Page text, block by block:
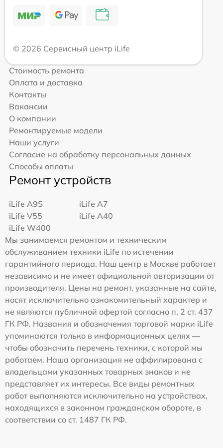
© 2026 Сервисный центр iLife
Стоимость ремонта
Оплата и доставка
Контакты
Вакансии
О компании
Ремонтируемые модели
Наши услуги
Согласие на обработку персональных данных
Способы оплаты
Ремонт устройств
iLife A9S
iLife A7
iLife V55
iLife A40
iLife W400
Мы занимаемся ремонтом и техническим
обслуживанием техники iLife по истечении
гарантийного периода. Наш центр в Москве работает
независимо и не имеет официальной авторизации от
производителя. Цены на ремонт, указанные на сайте,
носят исключительно ознакомительный характер и
не являются публичной офертой согласно п. 2 ст. 437
ГК РФ. Названия и обозначения торговой марки iLife
упоминаются только в информационных целях —
чтобы обозначить перечень техники, с которой мы
работаем. Наша организация не аффилирована с
владельцами указанных товарных знаков и не
представляет их интересы. Все виды ремонтных
работ выполняются исключительно на устройствах,
находящихся в законном гражданском обороте, в
соответствии со ст. 1487 ГК РФ.